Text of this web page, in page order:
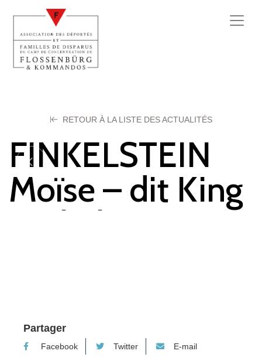
RETOUR À LA LISTE DES ACTUALITÉS
FINKELSTEIN
Moïse – dit King
Michel
Partager
Facebook Twitter E-mail